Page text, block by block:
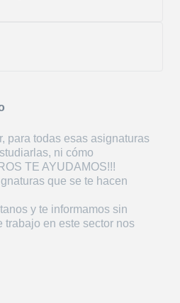
para todas esas asignaturas
ni cómo
TE AYUDAMOS!!!
que se te hacen
y te informamos sin
trabajo en este sector nos